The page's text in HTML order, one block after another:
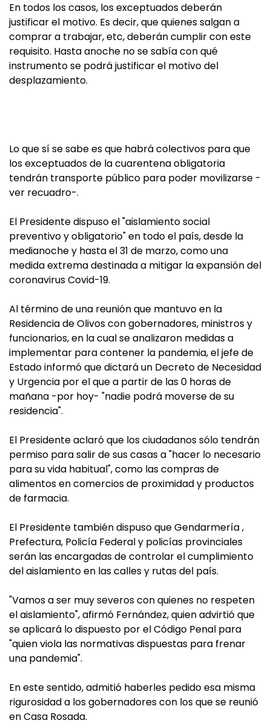
En todos los casos, los exceptuados deberán
justificar el motivo. Es decir, que quienes salgan a
comprar a trabajar, etc, deberán cumplir con este
requisito. Hasta anoche no se sabía con qué
instrumento se podrá justificar el motivo del
desplazamiento.
Lo que sí se sabe es que habrá colectivos para que
los exceptuados de la cuarentena obligatoria
tendrán transporte público para poder movilizarse -
ver recuadro-.
El Presidente dispuso el "aislamiento social
preventivo y obligatorio" en todo el país, desde la
medianoche y hasta el 31 de marzo, como una
medida extrema destinada a mitigar la expansión del
coronavirus Covid-19.
Al término de una reunión que mantuvo en la
Residencia de Olivos con gobernadores, ministros y
funcionarios, en la cual se analizaron medidas a
implementar para contener la pandemia, el jefe de
Estado informó que dictará un Decreto de Necesidad
y Urgencia por el que a partir de las 0 horas de
mañana -por hoy- "nadie podrá moverse de su
residencia".
El Presidente aclaró que los ciudadanos sólo tendrán
permiso para salir de sus casas a "hacer lo necesario
para su vida habitual", como las compras de
alimentos en comercios de proximidad y productos
de farmacia.
El Presidente también dispuso que Gendarmería ,
Prefectura, Policía Federal y policías provinciales
serán las encargadas de controlar el cumplimiento
del aislamiento en las calles y rutas del país.
"Vamos a ser muy severos con quienes no respeten
el aislamiento", afirmó Fernández, quien advirtió que
se aplicará lo dispuesto por el Código Penal para
"quien viola las normativas dispuestas para frenar
una pandemia".
En este sentido, admitió haberles pedido esa misma
rigurosidad a los gobernadores con los que se reunió
en Casa Rosada.